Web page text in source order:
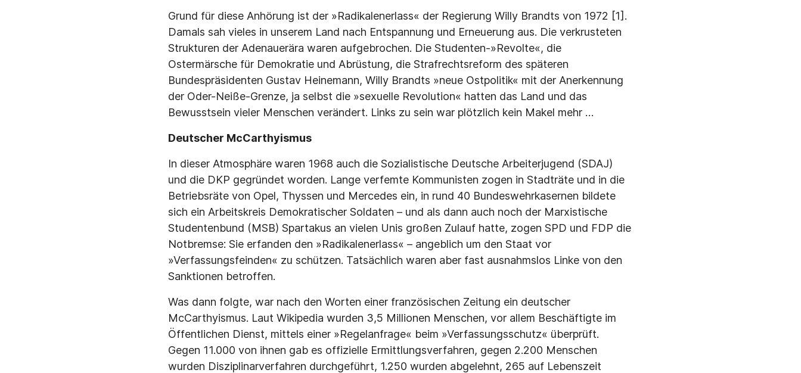
Grund für diese Anhörung ist der »Radikalenerlass« der Regierung Willy Brandts von 1972 [1].
Damals sah vieles in unserem Land nach Entspannung und Erneuerung aus. Die verkrusteten
Strukturen der Adenauerära waren aufgebrochen. Die Studenten-»Revolte«, die
Ostermärsche für Demokratie und Abrüstung, die Strafrechtsreform des späteren
Bundespräsidenten Gustav Heinemann, Willy Brandts »neue Ostpolitik« mit der Anerkennung
der Oder-Neiße-Grenze, ja selbst die »sexuelle Revolution« hatten das Land und das
Bewusstsein vieler Menschen verändert. Links zu sein war plötzlich kein Makel mehr …
Deutscher McCarthyismus
In dieser Atmosphäre waren 1968 auch die Sozialistische Deutsche Arbeiterjugend (SDAJ)
und die DKP gegründet worden. Lange verfemte Kommunisten zogen in Stadträte und in die
Betriebsräte von Opel, Thyssen und Mercedes ein, in rund 40 Bundeswehrkasernen bildete
sich ein Arbeitskreis Demokratischer Soldaten – und als dann auch noch der Marxistische
Studentenbund (MSB) Spartakus an vielen Unis großen Zulauf hatte, zogen SPD und FDP die
Notbremse: Sie erfanden den »Radikalenerlass« – angeblich um den Staat vor
»Verfassungsfeinden« zu schützen. Tatsächlich waren aber fast ausnahmslos Linke von den
Sanktionen betroffen.
Was dann folgte, war nach den Worten einer französischen Zeitung ein deutscher
McCarthyismus. Laut Wikipedia wurden 3,5 Millionen Menschen, vor allem Beschäftigte im
Öffentlichen Dienst, mittels einer »Regelanfrage« beim »Verfassungsschutz« überprüft.
Gegen 11.000 von ihnen gab es offizielle Ermittlungsverfahren, gegen 2.200 Menschen
wurden Disziplinarverfahren durchgeführt, 1.250 wurden abgelehnt, 265 auf Lebenszeit